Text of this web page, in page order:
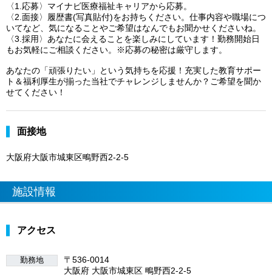
〈1.応募〉マイナビ医療福祉キャリアから応募。
〈2.面接〉履歴書(写真貼付)をお持ちください。仕事内容や職場につ
いてなど、気になることやご希望はなんでもお聞かせくださいね。
〈3.採用〉あなたに会えることを楽しみにしています！勤務開始日
もお気軽にご相談ください。※応募の秘密は厳守します。
あなたの「頑張りたい」という気持ちを応援！充実した教育サポー
ト＆福利厚生が揃った当社でチャレンジしませんか？ご希望を聞か
せてください！
面接地
大阪府大阪市城東区鴫野西2-2-5
施設情報
アクセス
勤務地
〒536-0014
大阪府 大阪市城東区 鴫野西2-2-5